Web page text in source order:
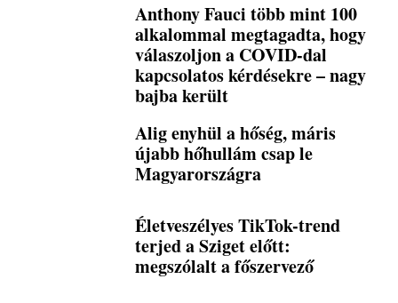
Anthony Fauci több mint 100
alkalommal megtagadta, hogy
válaszoljon a COVID-dal
kapcsolatos kérdésekre – nagy
bajba került
Alig enyhül a hőség, máris
újabb hőhullám csap le
Magyarországra
Életveszélyes TikTok-trend
terjed a Sziget előtt:
megszólalt a főszervező